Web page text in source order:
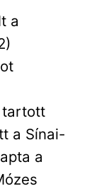
a
tartott
a Sínai-
a